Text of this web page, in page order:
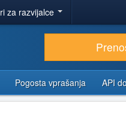
za razvijalce
Pogosta vprašanja API